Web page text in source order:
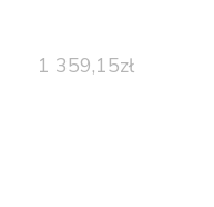
1 359,15zł